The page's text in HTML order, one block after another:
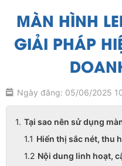
MÀN HÌNH
GIẢI PHÁP
Ngày đăng: 05/06/2025
Tại sao nên sử dụng
Hiển thị sắc nét, thu
Nội dung linh hoạt,